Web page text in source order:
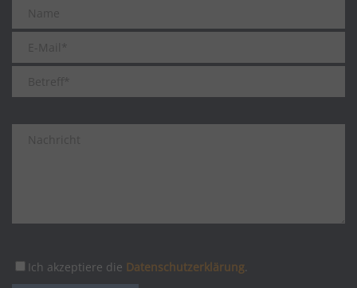
Ich akzeptiere die Datenschutzerklärung.